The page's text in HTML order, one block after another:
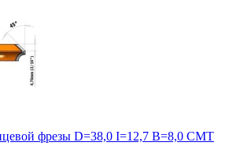
фрезы D=38,0 I=12,7 B=8,0 CMT